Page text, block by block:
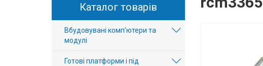
Виробництво
Послуги
Каталог товарів
Вбудовувані комп'ютери та
модулі
Готові платформи і під